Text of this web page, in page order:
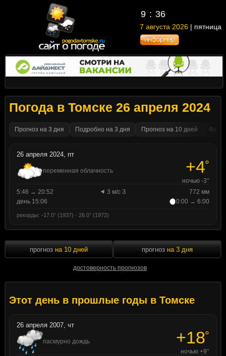
9 36
7 августа 2026 | пятница
Погода в Томске 26 апреля 2024
Прогноз на 3 дня Подробно на 3 дня Прогноз на 10 дней
26 апреля 2024, пт
переменная облачность +4°
ночью -3°
5:46 → 20:52
3 м/с З
772 мм
день 15:06
0:00 → 6:00
рекорды: -17.0° (1937) · 26.0° (1972)
прогноз на 10 дней
достоверность прогнозов
прогноз на 3 дня
Этот день в прошлые годы в Томске
26 апреля 2007, чт
пасмурно дождь +18°
ночью +9°